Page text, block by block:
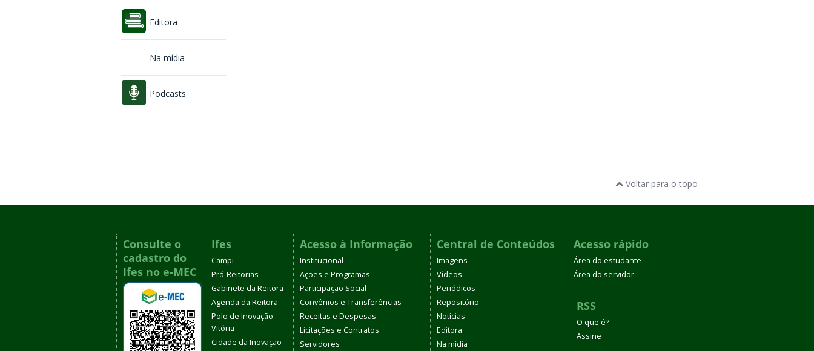
Editora
Na mídia
Podcasts
Voltar para o topo
Consulte o
cadastro do
Ifes no e-MEC
Ifes
Campi
Pró-Reitorias
Gabinete da Reitora
Agenda da Reitora
Polo de Inovação
Vitória
Cidade da Inovação
Acesso à Informação
Institucional
Ações e Programas
Participação Social
Convênios e Transferências
Receitas e Despesas
Licitações e Contratos
Servidores
Central de Conteúdos
Imagens
Vídeos
Periódicos
Repositório
Notícias
Editora
Na mídia
Acesso rápido
Área do estudante
Área do servidor
RSS
O que é?
Assine